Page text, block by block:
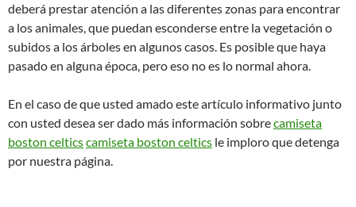
deberá prestar atención a las diferentes zonas para encontrar
a los animales, que puedan esconderse entre la vegetación o
subidos a los árboles en algunos casos. Es posible que haya
pasado en alguna época, pero eso no es lo normal ahora.
En el caso de que usted amado este artículo informativo junto
con usted desea ser dado más información sobrecamiseta
boston celticscamiseta boston celtics le imploro que detenga
por nuestra página.